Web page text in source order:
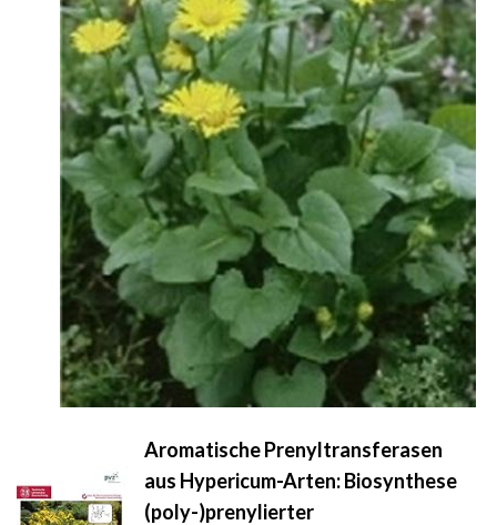
Aromatische Prenyltransferasen
aus Hypericum-Arten: Biosynthese
(poly-)prenylierter